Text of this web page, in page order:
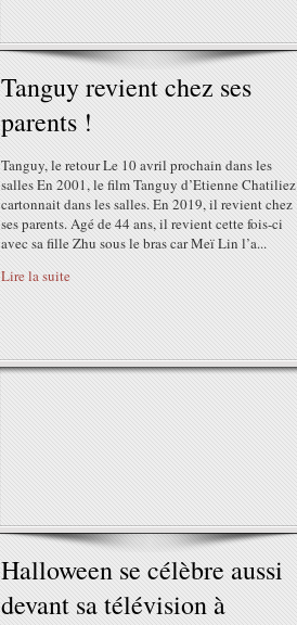
Tanguy revient chez ses
parents !
Tanguy, le retour Le 10 avril prochain dans les
salles En 2001, le film Tanguy d’Etienne Chatiliez
cartonnait dans les salles. En 2019, il revient chez
ses parents. Agé de 44 ans, il revient cette fois-ci
avec sa fille Zhu sous le bras car Meï Lin l’a...
Lire la suite
Halloween se célèbre aussi
devant sa télévision à